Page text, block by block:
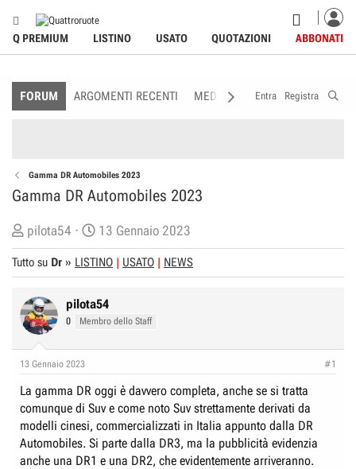
Q PREMIUM LISTINO USATO QUOTAZIONI ABBONATI
FORUM ARGOMENTI RECENTI MEDIA MEMBRI
Entra Registra
Gamma DR Automobiles 2023
Gamma DR Automobiles 2023
C
r
e
t
o
e
i
s
c
u
pilota54
D
a
t
d
i
z
i
o
13 Gennaio 2023
Tutto su Dr » LISTINO USATO NEWS
pilota54
0 Membro dello Staff
13 Gennaio 2023 #1
La gamma DR oggi è davvero completa, anche se si tratta
comunque di Suv e come noto Suv strettamente derivati da
modelli cinesi, commercializzati in Italia appunto dalla DR
Automobiles. Si parte dalla DR3, ma la pubblicità evidenzia
anche una DR1 e una DR2, che evidentemente arriveranno.